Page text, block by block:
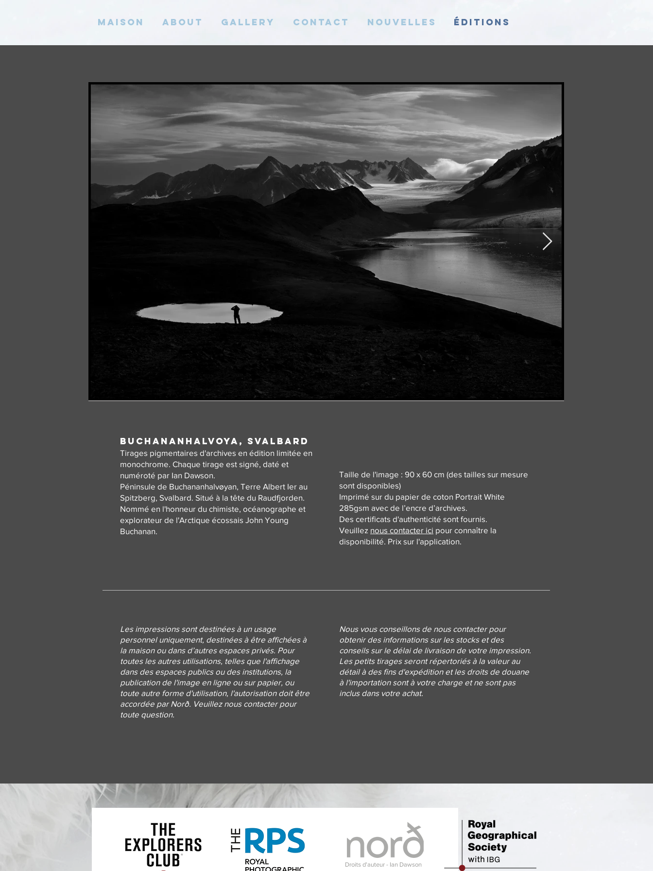
Maison About Gallery Contact Nouvelles Éditions
Buchananhalvoya, Svalbard
Tirages pigmentaires d'archives en édition limitée en
monochrome. Chaque tirage est signé, daté et
numéroté par Ian Dawson.
Péninsule de Buchananhalvøyan, Terre Albert Ier au
Spitzberg, Svalbard. Situé à la tête du Raudfjorden.
Nommé en l'honneur du chimiste, océanographe et
explorateur de l'Arctique écossais John Young
Buchanan.
Taille de l'image : 90 x 60 cm (des tailles sur mesure
sont disponibles)
Imprimé sur du papier de coton Portrait White
285gsm avec de l’encre d’archives.
Des certificats d'authenticité sont fournis.
Veuillez nous contacter ici pour connaître la
disponibilité. Prix sur l'application.
Les impressions sont destinées à un usage
personnel uniquement, destinées à être affichées à
la maison ou dans d’autres espaces privés. Pour
toutes les autres utilisations, telles que l'affichage
dans des espaces publics ou des institutions, la
publication de l'image en ligne ou sur papier, ou
toute autre forme d'utilisation, l'autorisation doit être
accordée par Norð. Veuillez nous contacter pour
toute question.
Nous vous conseillons de nous contacter pour
obtenir des informations sur les stocks et des
conseils sur le délai de livraison de votre impression.
Les petits tirages seront répertoriés à la valeur au
détail à des fins d'expédition et les droits de douane
à l'importation sont à votre charge et ne sont pas
inclus dans votre achat.
Droits d'auteur - Ian Dawson